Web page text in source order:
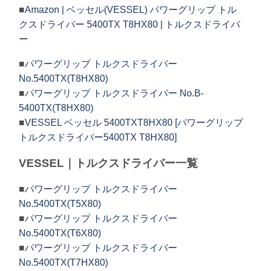
■Amazon | ベッセル(VESSEL) パワーグリップ トル
クスドライバー 5400TX T8HX80 | トルクスドライバ
ー
■パワーグリップ トルクスドライバー
No.5400TX(T8HX80)
■パワーグリップ トルクスドライバー No.B-
5400TX(T8HX80)
■VESSEL ベッセル 5400TXT8HX80 [パワーグリップ
トルクスドライバー5400TX T8HX80]
VESSEL｜トルクスドライバー一覧
■パワーグリップ トルクスドライバー
No.5400TX(T5X80)
■パワーグリップ トルクスドライバー
No.5400TX(T6X80)
■パワーグリップ トルクスドライバー
No.5400TX(T7HX80)